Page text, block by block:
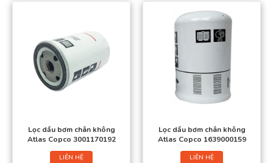
Lọc dầu bơm chân không
Atlas Copco 3001170192
LIÊN HỆ
Lọc dầu bơm chân không
Atlas Copco 1639000159
LIÊN HỆ